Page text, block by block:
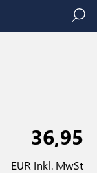
36,95
EUR Inkl. MwSt